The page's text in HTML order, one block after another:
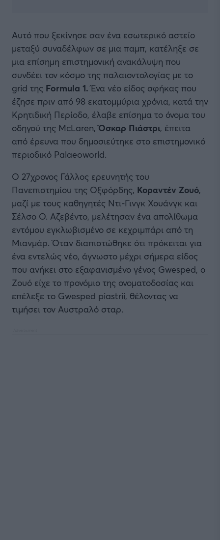
Αυτό που ξεκίνησε σαν ένα εσωτερικό αστείο
μεταξύ συναδέλφων σε μια παμπ, κατέληξε σε
μια επίσημη επιστημονική ανακάλυψη που
συνδέει τον κόσμο της παλαιοντολογίας με το
grid της Formula 1.Ένα νέο είδος σφήκας που
έζησε πριν από 98 εκατομμύρια χρόνια, κατά την
Κρητιδική Περίοδο, έλαβε επίσημα το όνομα του
οδηγού της McLaren,Όσκαρ Πιάστρι, έπειτα
από έρευνα που δημοσιεύτηκε στο επιστημονικό
περιοδικό Palaeoworld.
Ο 27χρονος Γάλλος ερευνητής του
Πανεπιστημίου της Οξφόρδης, Κοραντέν Ζουό,
μαζί με τους καθηγητές Ντι-Γινγκ Χουάνγκ και
Σέλσο Ο. Αζεβέντο, μελέτησαν ένα απολίθωμα
εντόμου εγκλωβισμένο σε κεχριμπάρι από τη
Μιανμάρ. Όταν διαπιστώθηκε ότι πρόκειται για
ένα εντελώς νέο, άγνωστο μέχρι σήμερα είδος
που ανήκει στο εξαφανισμένο γένος Gwesped, ο
Ζουό είχε το προνόμιο της ονοματοδοσίας και
επέλεξε το Gwesped piastrii, θέλοντας να
τιμήσει τον Αυστραλό σταρ.